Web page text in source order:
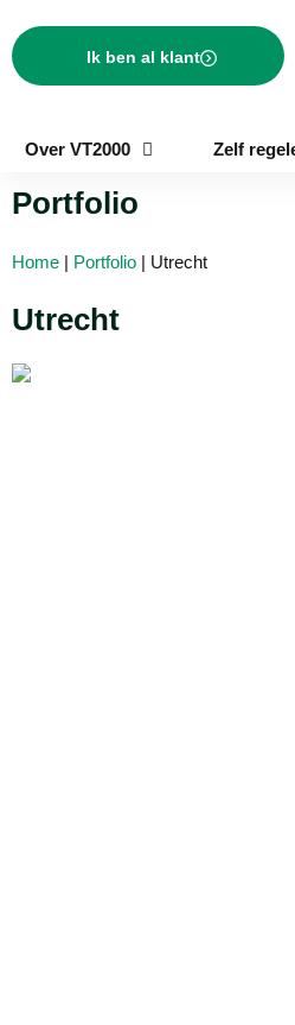
Ik ben al klant
Over VT2000 Zelf
Portfolio
Home | Portfolio | Utrecht
Utrecht